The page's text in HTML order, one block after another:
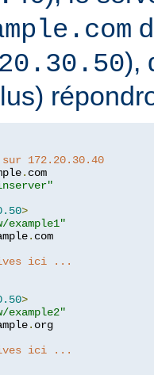
),
172.20.30.40
.
>
example1"
. com
ici ...
>
example2"
. org
ici ...